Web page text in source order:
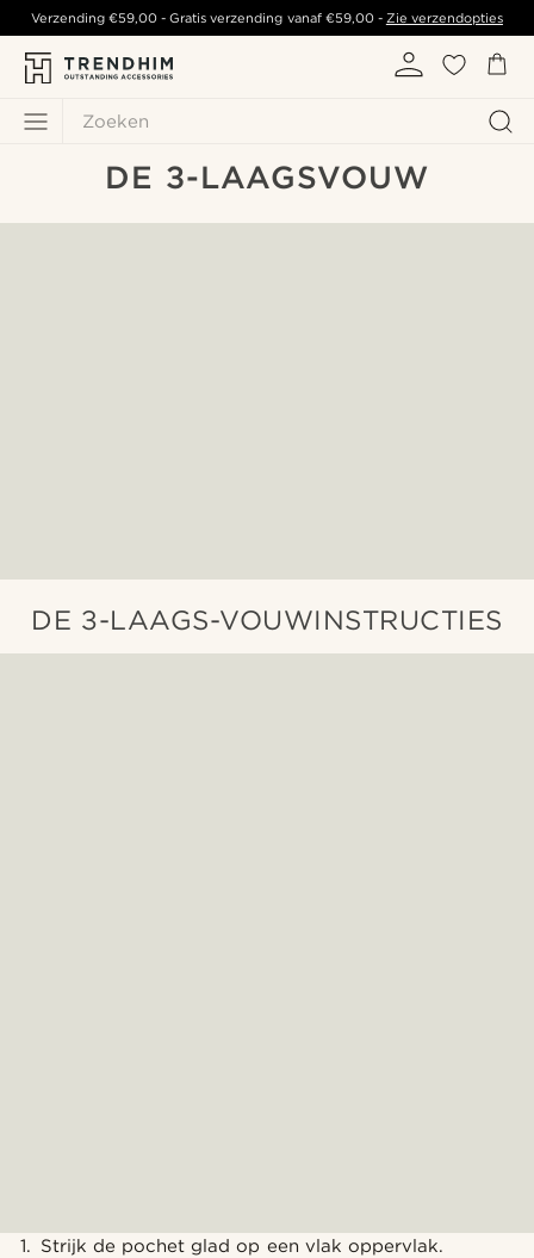
Zoeken
Verzending€59,00 - Gratis verzending vanaf €59,00- Zie verzendopties
DE 3-LAAGSVOUW
DE 3-LAAGS-VOUWINSTRUCTIES
Strijk de pochet glad op een vlak oppervlak.